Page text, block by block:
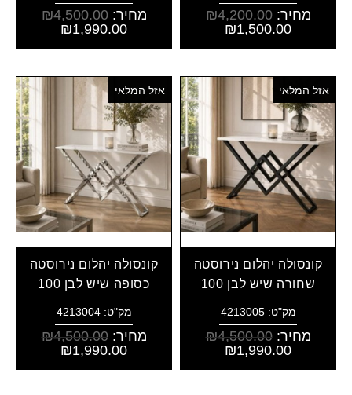
מחיר: ₪4,200.00
₪1,500.00
מחיר: ₪4,500.00
₪1,990.00
אזל המלאי
קונסולה יהלום נירוסטה
שחורה שיש לבן 100
מק"ט: 4213005
מחיר: ₪4,500.00
₪1,990.00
אזל המלאי
קונסולה יהלום נירוסטה
כסופה שיש לבן 100
מק"ט: 4213004
מחיר: ₪4,500.00
₪1,990.00